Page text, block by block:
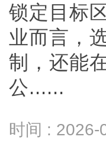
锁定目标
业而言，
制，还能
公......
时间 : 2026-